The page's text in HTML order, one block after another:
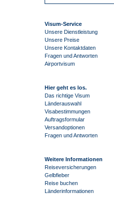
Visum-Service
Unsere Dienstleistung
Unsere Preise
Unsere Kontaktdaten
Fragen und Antworten
Airportvisum
Hier geht es los.
Das richtige Visum
Länderauswahl
Visabestimmungen
Auftragsformular
Versandoptionen
Fragen und Antworten
Weitere Informationen
Reiseversicherungen
Gelbfieber
Reise buchen
Länderinformationen